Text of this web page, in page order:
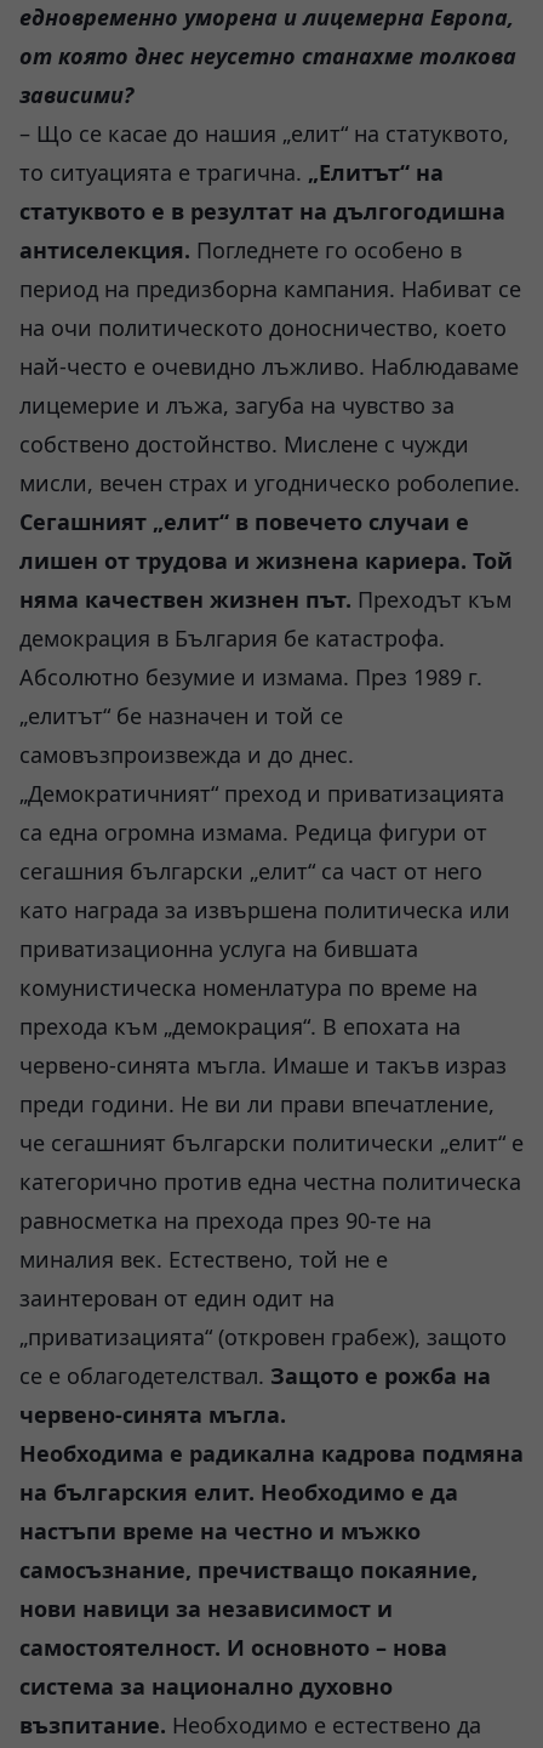
едновременно уморена и лицемерна Европа,
от която днес неусетно станахме толкова
зависими?
– Що се касае до нашия „елит“ на статуквото,
то ситуацията е трагична. „Елитът“ на
статуквото е в резултат на дългогодишна
антиселекция. Погледнете го особено в
период на предизборна кампания. Набиват се
на очи политическото доносничество, което
най-често е очевидно лъжливо. Наблюдаваме
лицемерие и лъжа, загуба на чувство за
собствено достойнство. Мислене с чужди
мисли, вечен страх и угодническо роболепие.
Сегашният „елит“ в повечето случаи е
лишен от трудова и жизнена кариера. Той
няма качествен жизнен път. Преходът към
демокрация в България бе катастрофа.
Абсолютно безумие и измама. През 1989 г.
„елитът“ бе назначен и той се
самовъзпроизвежда и до днес.
„Демократичният“ преход и приватизацията
са една огромна измама. Редица фигури от
сегашния български „елит“ са част от него
като награда за извършена политическа или
приватизационна услуга на бившата
комунистическа номенлатура по време на
прехода към „демокрация“. В епохата на
червено-синята мъгла. Имаше и такъв израз
преди години. Не ви ли прави впечатление,
че сегашният български политически „елит“ е
категорично против една честна политическа
равносметка на прехода през 90-те на
миналия век. Естествено, той не е
заинтерован от един одит на
„приватизацията“ (откровен грабеж), защото
се е облагодетелствал. Защото е рожба на
червено-синята мъгла.
Необходима е радикална кадрова подмяна
на българския елит. Необходимо е да
настъпи време на честно и мъжко
самосъзнание, пречистващо покаяние,
нови навици за независимост и
самостоятелност. И основното – нова
система за национално духовно
възпитание. Необходимо е естествено да